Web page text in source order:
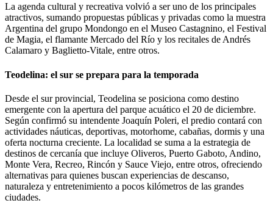
La agenda cultural y recreativa volvió a ser uno de los principales
atractivos, sumando propuestas públicas y privadas como la muestra
Argentina del grupo Mondongo en el Museo Castagnino, el Festival
de Magia, el flamante Mercado del Río y los recitales de Andrés
Calamaro y Baglietto-Vitale, entre otros.
Teodelina: el sur se prepara para la temporada
Desde el sur provincial, Teodelina se posiciona como destino
emergente con la apertura del parque acuático el 20 de diciembre.
Según confirmó su intendente Joaquín Poleri, el predio contará con
actividades náuticas, deportivas, motorhome, cabañas, dormis y una
oferta nocturna creciente. La localidad se suma a la estrategia de
destinos de cercanía que incluye Oliveros, Puerto Gaboto, Andino,
Monte Vera, Recreo, Rincón y Sauce Viejo, entre otros, ofreciendo
alternativas para quienes buscan experiencias de descanso,
naturaleza y entretenimiento a pocos kilómetros de las grandes
ciudades.